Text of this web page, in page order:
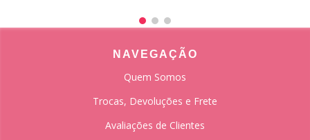
NAVEGAÇÃO
Quem Somos
Trocas, Devoluções e Frete
Avaliações de Clientes